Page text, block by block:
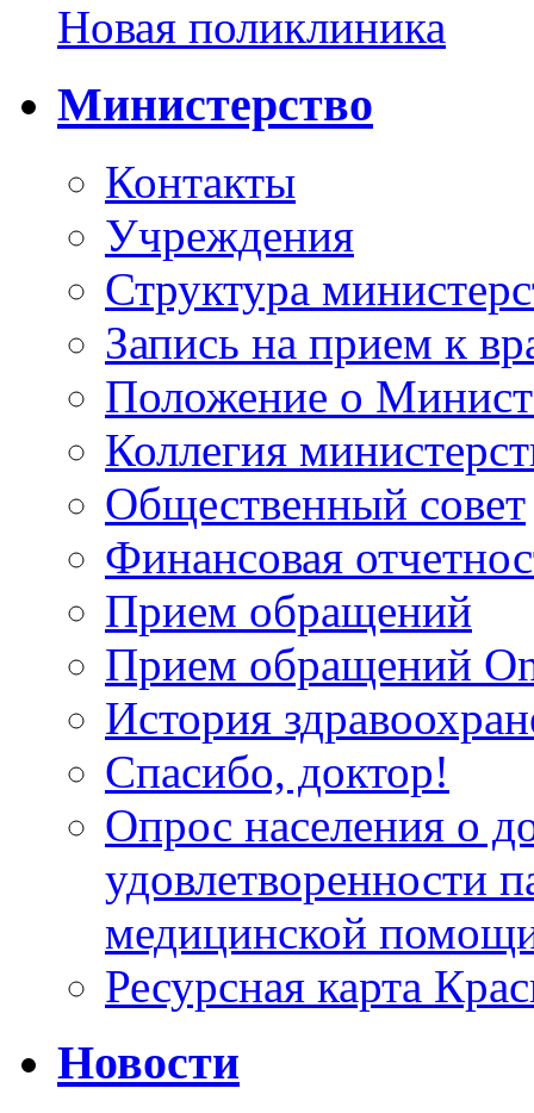
Новая поликлиника
Министерство
Контакты
Учреждения
Структура
Запись на прием к
Положение о
Коллегия
Общественный совет
Финансовая
Прием обращений
Прием обращений
История
Спасибо, доктор!
Опрос населения о
удовлетворенности
медицинской
Ресурсная карта
Новости